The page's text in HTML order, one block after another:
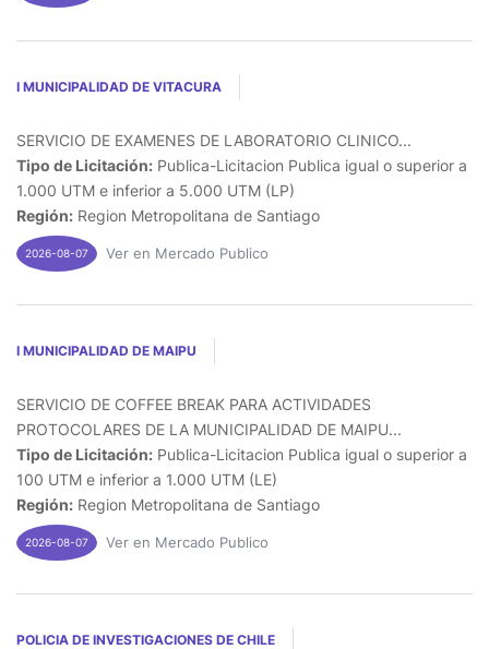
I MUNICIPALIDAD DE VITACURA
SERVICIO DE EXAMENES DE LABORATORIO CLINICO...
Tipo de Licitación: Publica-Licitacion Publica igual o superior a
1.000 UTM e inferior a 5.000 UTM (LP)
Región: Region Metropolitana de Santiago
2026-08-07 Ver en Mercado Publico
I MUNICIPALIDAD DE MAIPU
SERVICIO DE COFFEE BREAK PARA ACTIVIDADES
PROTOCOLARES DE LA MUNICIPALIDAD DE MAIPU...
Tipo de Licitación: Publica-Licitacion Publica igual o superior a
100 UTM e inferior a 1.000 UTM (LE)
Región: Region Metropolitana de Santiago
2026-08-07 Ver en Mercado Publico
POLICIA DE INVESTIGACIONES DE CHILE